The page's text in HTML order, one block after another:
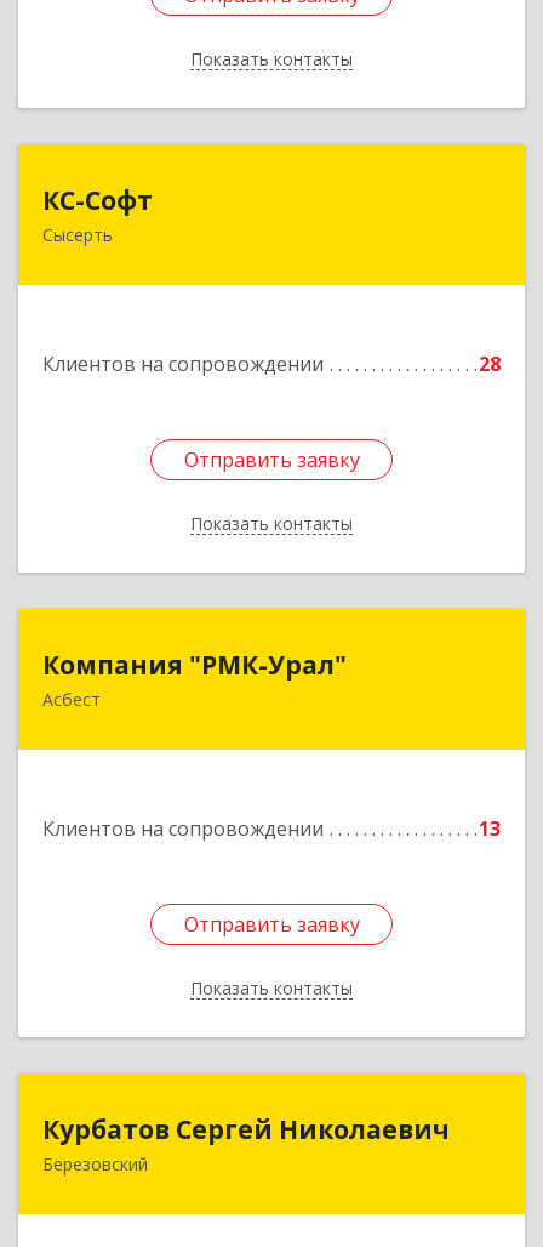
Показать контакты
Назад
КС-Софт
Сысерть
Клиентов на сопровождении 28
Отправить заявку
Показать контакты
624001, Свердловская обл, Сысертский р-н,
Отправить заявку
Назад
Компания "РМК-Урал"
Асбест
Клиентов на сопровождении 13
Отправить заявку
Показать контакты
Отправить заявку
Назад
Курбатов Сергей Николаевич
Березовский
Курбатов Сергей Николаевич